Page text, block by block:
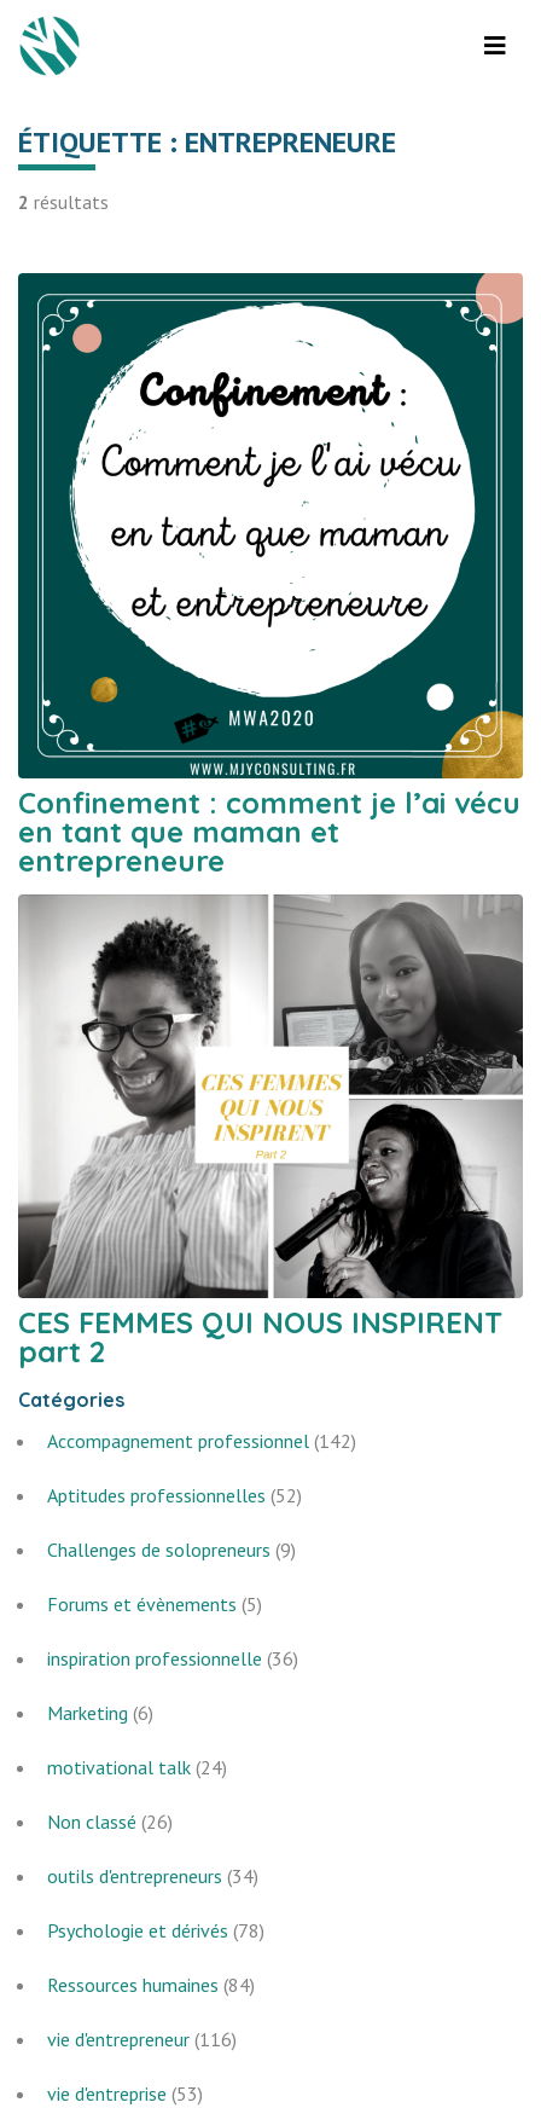
ÉTIQUETTE : ENTREPRENEURE
2 résultats
Confinement : comment je l’ai vécu
en tant que maman et
entrepreneure
CES FEMMES QUI NOUS INSPIRENT
part 2
Catégories
Accompagnement professionnel (142)
Aptitudes professionnelles (52)
Challenges de solopreneurs (9)
Forums et évènements (5)
inspiration professionnelle (36)
Marketing (6)
motivational talk (24)
Non classé (26)
outils d'entrepreneurs (34)
Psychologie et dérivés (78)
Ressources humaines (84)
vie d'entrepreneur (116)
vie d'entreprise (53)